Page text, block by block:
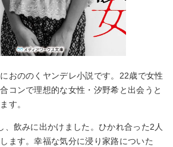
おののくヤンデレ小説です。22歳で女性
コンで理想的な女性・汐野希と出会うと
す。
、飲みに出かけました。ひかれ合った2人
ます。幸福な気分に浸り家路についた